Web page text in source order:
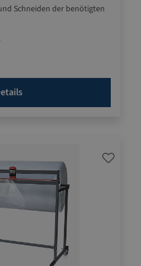
Schneiden der benötigten